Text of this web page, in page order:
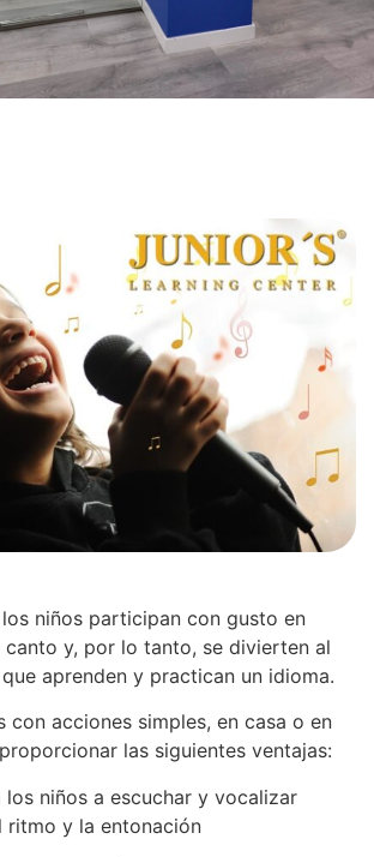
niños participan con gusto en
y, por lo tanto, se divierten al
aprenden y practican un idioma.
con acciones simples, en casa o en
las siguientes ventajas:
los niños a escuchar y vocalizar
ritmo y la entonación